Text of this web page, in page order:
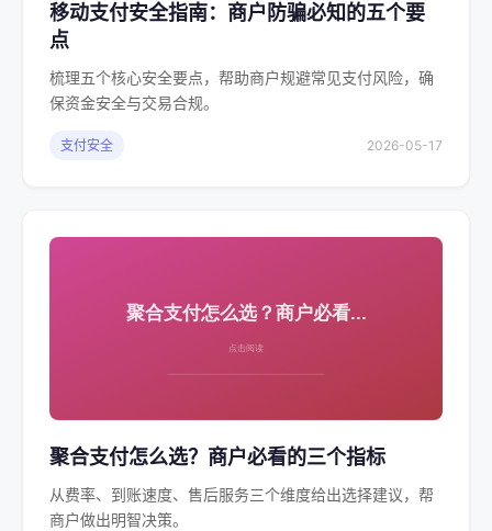
移动支付安全指南：商户防骗必知的五个要
点
梳理五个核心安全要点，帮助商户规避常见支付风险，确
保资金安全与交易合规。
支付安全 2026-05-17
聚合支付怎么选？商户必看的三个指标
从费率、到账速度、售后服务三个维度给出选择建议，帮
商户做出明智决策。